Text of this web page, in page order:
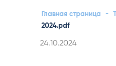
Главная страница -
2024.pdf
Kirjoitettu
24.10.2024